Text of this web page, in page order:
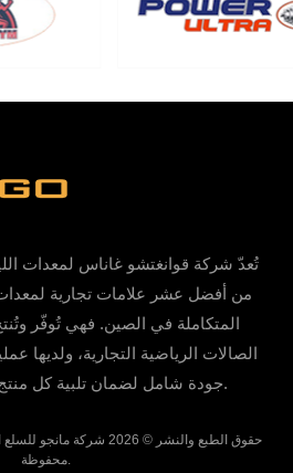
تُعدّ شركة قوانغتشو غاناس لمعدات
من أفضل عشر علامات تجارية لمعدات
المتكاملة في الصين. فهي تُوفّر
الصالات الرياضية التجارية، ولديها
جودة شامل لضمان تلبية كل منتج لتوقعات ومتطلبات العملاء.
حقوق الطبع والنشر © 2026
محفوظة.